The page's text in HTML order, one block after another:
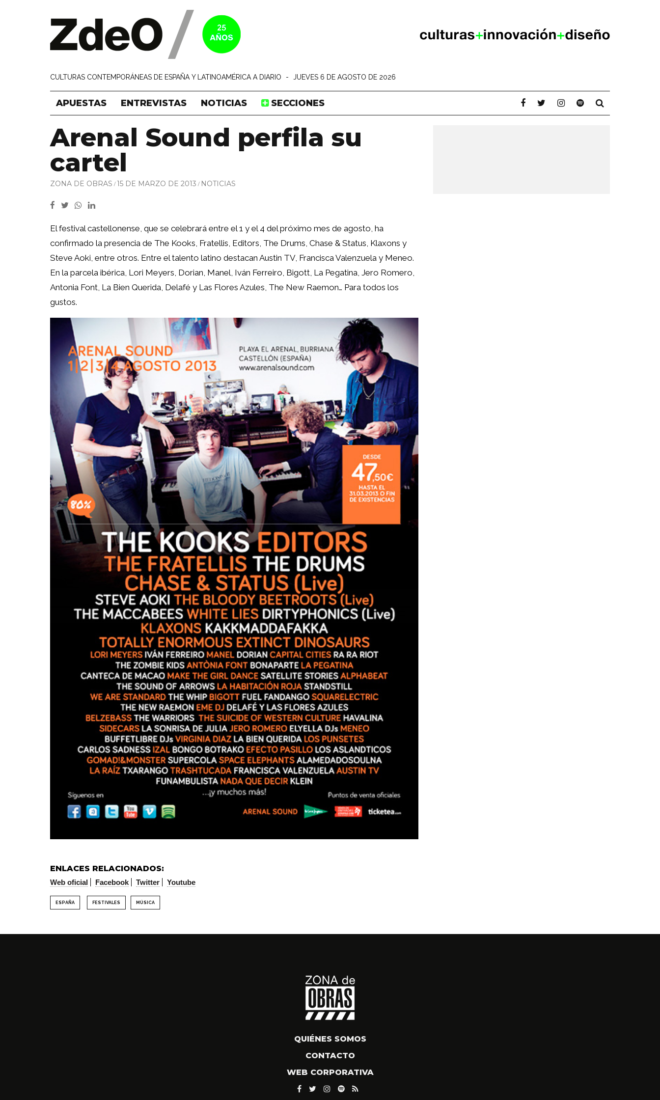
CULTURAS CONTEMPORÁNEAS DE ESPAÑA Y LATINOAMÉRICA A DIARIO - JUEVES 6 DE AGOSTO DE 2026
APUESTAS ENTREVISTAS NOTICIAS SECCIONES
Arenal Sound perfila su
cartel
ZONA DE OBRAS 15 DE MARZO DE 2013 NOTICIAS
El festival castellonense, que se celebrará entre el 1 y el 4 del próximo mes de agosto, ha
confirmado la presencia de The Kooks, Fratellis, Editors, The Drums, Chase & Status, Klaxons y
Steve Aoki, entre otros. Entre el talento latino destacan Austin TV, Francisca Valenzuela y Meneo.
En la parcela ibérica, Lori Meyers, Dorian, Manel, Iván Ferreiro, Bigott, La Pegatina, Jero Romero,
Antonia Font, La Bien Querida, Delafé y Las Flores Azules, The New Raemon… Para todos los
gustos.
ENLACES RELACIONADOS:
Web oficial Facebook Twitter Youtube
ESPAÑA FESTIVALES MÚSICA
QUIÉNES SOMOS
CONTACTO
WEB CORPORATIVA